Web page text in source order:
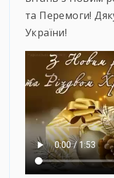
та Перемоги!
України!